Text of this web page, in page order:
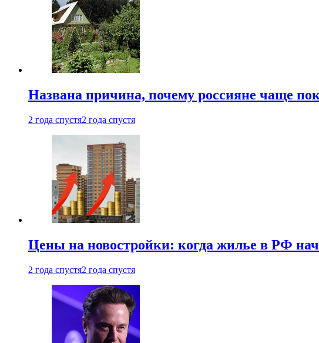
Названа причина, почему россияне чаще
2 года спустя2 года спустя
Цены на новостройки: когда жилье в РФ
2 года спустя2 года спустя